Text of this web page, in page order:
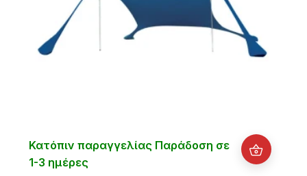
Κατόπιν παραγγελίας Παράδοση σε
1-3 ημέρες